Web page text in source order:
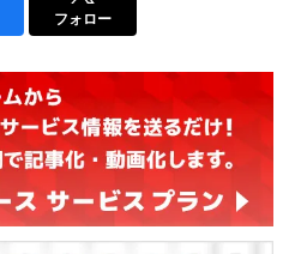
フォロー